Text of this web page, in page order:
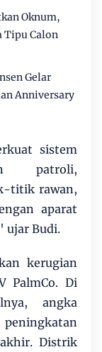
Oknum,
Tipu Calon
Gelar
Anniversary
sistem
patroli,
titik rawan,
aparat
ujar Budi.
kerugian
PalmCo. Di
angka
Distrik